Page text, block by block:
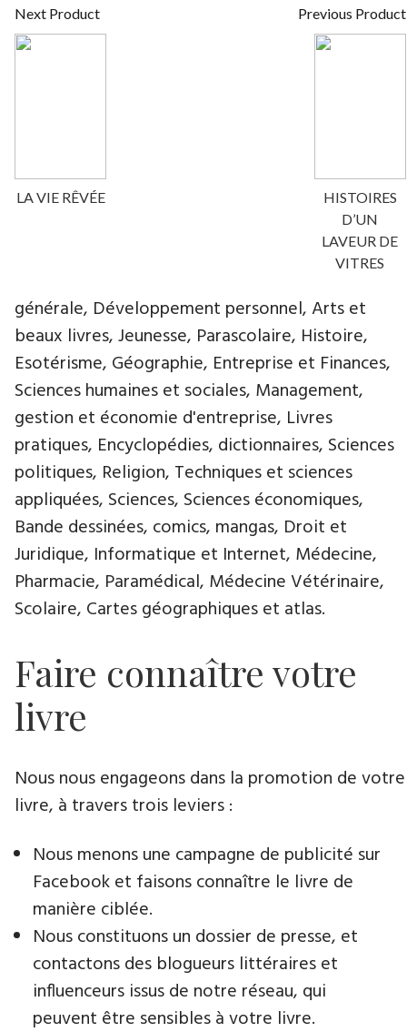
Next Product
LA VIE RÊVÉE
Previous Product
HISTOIRES
D’UN
LAVEUR DE
VITRES
générale, Développement personnel, Arts et
beaux livres, Jeunesse, Parascolaire, Histoire,
Esotérisme, Géographie, Entreprise et Finances,
Sciences humaines et sociales, Management,
gestion et économie d'entreprise, Livres
pratiques, Encyclopédies, dictionnaires, Sciences
politiques, Religion, Techniques et sciences
appliquées, Sciences, Sciences économiques,
Bande dessinées, comics, mangas, Droit et
Juridique, Informatique et Internet, Médecine,
Pharmacie, Paramédical, Médecine Vétérinaire,
Scolaire, Cartes géographiques et atlas.
Faire connaître votre
livre
Nous nous engageons dans la promotion de votre
livre​, à travers trois leviers :
Nous menons une campagne de publicité sur
Facebook et faisons connaître le livre de
manière ciblée.
Nous constituons un dossier de presse, et
contactons des blogueurs littéraires et
influenceurs issus de notre réseau, qui
peuvent être sensibles à votre livre.